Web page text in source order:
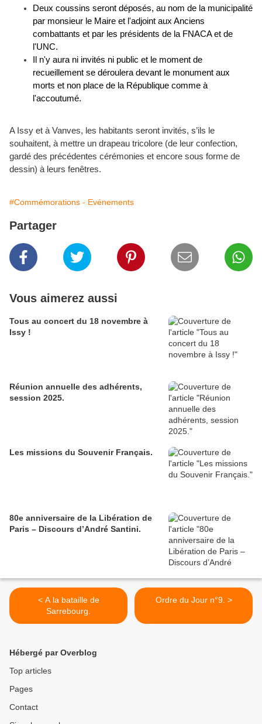
Deux coussins seront déposés, au nom de la municipalité
par monsieur le Maire et l'adjoint aux Anciens
combattants et par les présidents de la FNACA et de
l'UNC.
Il n'y aura ni invités ni public et le moment de
recueillement se déroulera devant le monument aux
morts et non place de la République comme à
l'accoutumé.
A Issy et à Vanves, les habitants seront invités, s’ils le
souhaitent, à mettre un drapeau tricolore (de leur confection,
gardé des précédentes cérémonies et encore sous forme de
dessin) à leurs fenêtres.
#Commémorations - Evénements
Partager
Vous aimerez aussi
Tous au concert du 18 novembre à
Issy !
Réunion annuelle des adhérents,
session 2025.
Les missions du Souvenir Français.
80e anniversaire de la Libération de
Paris – Discours d’André Santini.
< A la bataille de
Sarrebourg.
Ordre du Jour n°9. >
Hébergé par Overblog
Top articles
Pages
Contact